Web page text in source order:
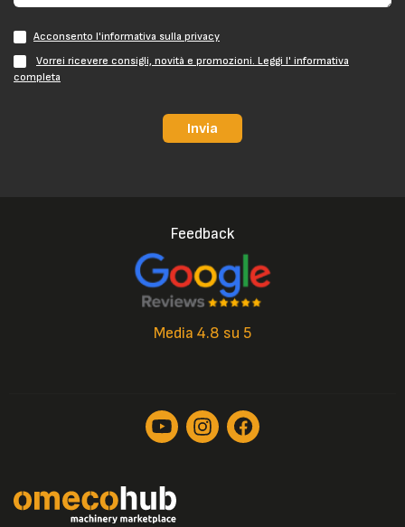
Acconsento l'informativa sulla privacy
Vorrei ricevere consigli, novità e promozioni. Leggi l' informativa
completa
Invia
Feedback
Media 4.8 su 5